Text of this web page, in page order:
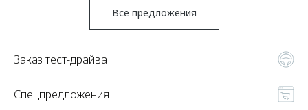
Все предложения
Заказ тест-драйва
Спецпредложения